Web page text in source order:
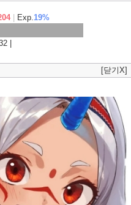
츄온2
Exp.19%
|
[닫기X]